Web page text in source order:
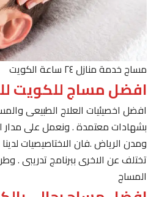
مساج خدمة منازل ٢٤ ساعة الكويت
افضل مساج للكويت
افضل اخصيئيات العلاج الطبيعى
بشهادات معتمدة . ونعمل على مدار
ومدن الرياض .فان الاختاصيصيات لدينا
تختلف عن الاخرى ببرنامج تدريبى .
المساج